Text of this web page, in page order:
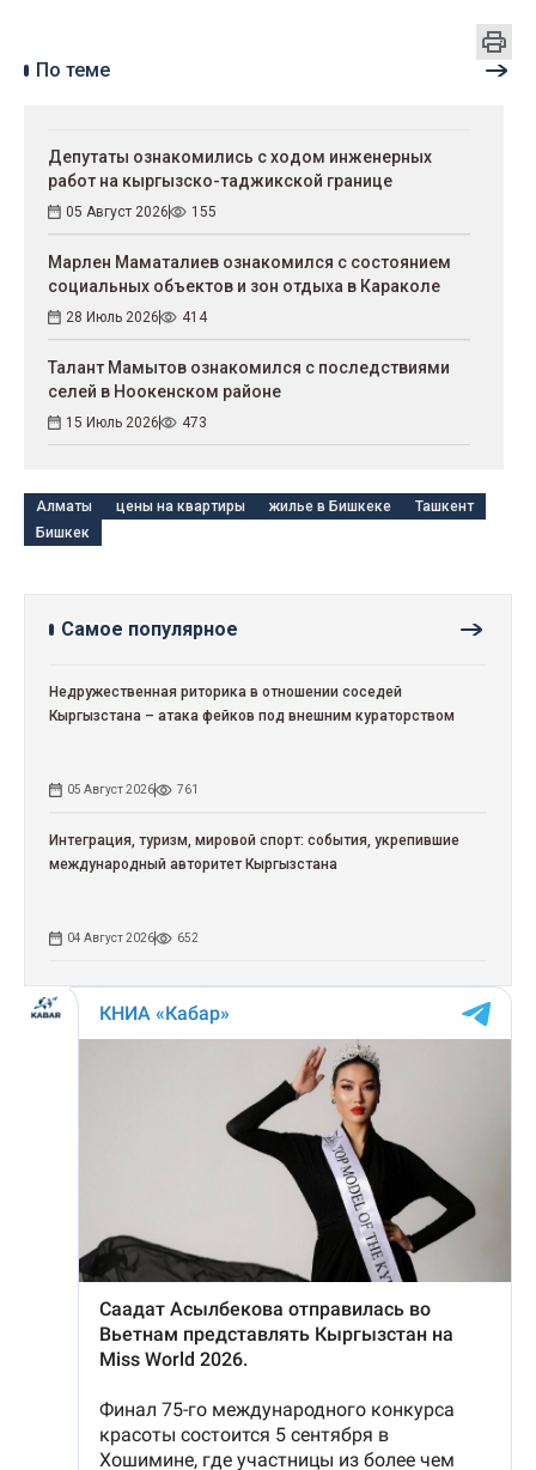
По теме
Депутаты ознакомились с ходом инженерных
работ на кыргызско-таджикской границе
05 Август 2026 155
Марлен Маматалиев ознакомился с состоянием
социальных объектов и зон отдыха в Караколе
28 Июль 2026 414
Талант Мамытов ознакомился с последствиями
селей в Ноокенском районе
15 Июль 2026 473
Алматы цены на квартиры жилье в Бишкеке
Ташкент
Бишкек
Самое популярное
Недружественная риторика в отношении соседей
Кыргызстана – атака фейков под внешним кураторством
05 Август 2026 761
Интеграция, туризм, мировой спорт: события, укрепившие
международный авторитет Кыргызстана
04 Август 2026 652